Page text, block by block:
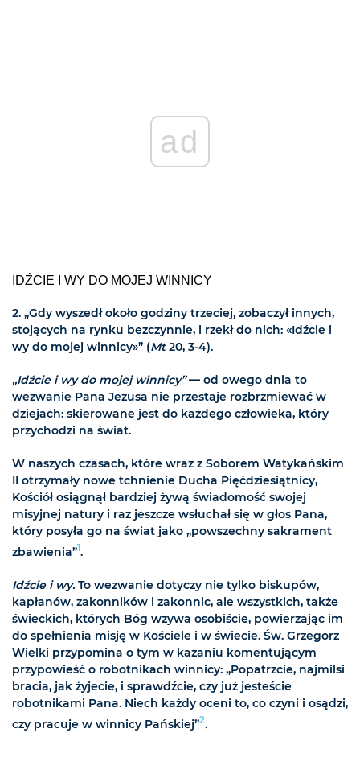
ad
IDŹCIE I WY DO MOJEJ WINNICY
2. „Gdy wyszedł około godziny trzeciej, zobaczył innych,
stojących na rynku bezczynnie, i rzekł do nich: «Idźcie i
wy do mojej winnicy»” (Mt20, 3-4).
„Idźcie i wy do mojej winnicy”— od owego dnia to
wezwanie Pana Jezusa nie przestaje rozbrzmiewać w
dziejach: skierowane jest do każdego człowieka, który
przychodzi na świat.
W naszych czasach, które wraz z Soborem Watykańskim
II otrzymały nowe tchnienie Ducha Pięćdziesiątnicy,
Kościół osiągnął bardziej żywą świadomość swojej
misyjnej natury i raz jeszcze wsłuchał się w głos Pana,
który posyła go na świat jako „powszechny sakrament
zbawienia”1.
Idźcie i wy.To wezwanie dotyczy nie tylko biskupów,
kapłanów, zakonników i zakonnic, ale wszystkich, także
świeckich, których Bóg wzywa osobiście, powierzając im
do spełnienia misję w Kościele i w świecie. Św. Grzegorz
Wielki przypomina o tym w kazaniu komentującym
przypowieść o robotnikach winnicy: „Popatrzcie, najmilsi
bracia, jak żyjecie, i sprawdźcie, czy już jesteście
robotnikami Pana. Niech każdy oceni to, co czyni i osądzi,
czy pracuje w winnicy Pańskiej”2.